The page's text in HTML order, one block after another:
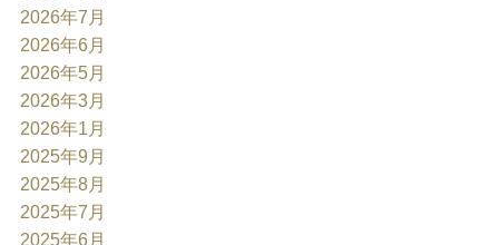
2026年7月
2026年6月
2026年5月
2026年3月
2026年1月
2025年9月
2025年8月
2025年7月
2025年6月